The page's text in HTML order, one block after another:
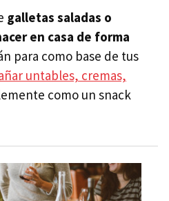
galletas saladas o
en casa de forma
para como base de tus
untables, cremas,
como un snack